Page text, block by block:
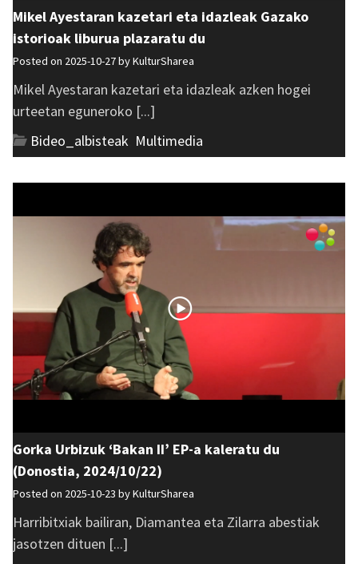
Mikel Ayestaran kazetari eta idazleak Gazako
istorioak liburua plazaratu du
Posted on 2025-10-27 byKulturSharea
Mikel Ayestaran kazetari eta idazleak azken hogei
urteetan eguneroko [...]
Bideo_albisteak Multimedia
Gorka Urbizuk ‘Bakan II’ EP-a kaleratu du
(Donostia, 2024/10/22)
Posted on 2025-10-23 byKulturSharea
Harribitxiak bailiran, Diamantea eta Zilarra abestiak
jasotzen dituen [...]